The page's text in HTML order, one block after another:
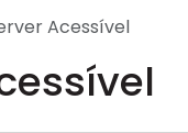
Acessível